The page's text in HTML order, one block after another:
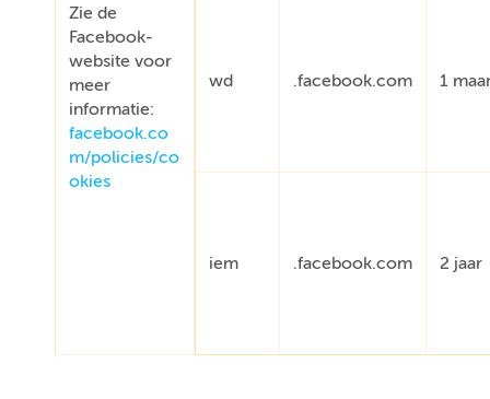
Zie de
Facebook-
website voor
meer
informatie:
facebook.co
m/policies/co
okies
wd .facebook.com 1
iem .facebook.com 2 jaar